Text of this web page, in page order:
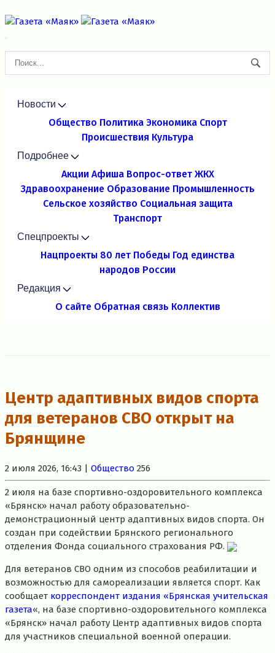
Новости
Общество Политика Экономика Спорт
Происшествия Культура
Подробнее
Акции Афиша Вопрос-ответ ЖКХ
Здравоохранение Образование Промышленность
Сельское хозяйство Социальная защита
Транспорт
Спецпроекты
Нацпроекты 80 лет Победы Год единства
народов России
Редакция
О сайте Обратная связь Коллектив
Центр адаптивных видов спорта
для ветеранов СВО открыт на
Брянщине
2 июля 2026, 16:43 | Общество 256
2 июля на базе спортивно-оздоровительного комплекса
«Брянск» начал работу образовательно-
демонстрационный центр адаптивных видов спорта. Он
создан при содействии Брянского регионального
отделения Фонда социального страхования РФ.
Для ветеранов СВО одним из способов реабилитации и
возможностью для самореализации является спорт. Как
сообщает корреспондент издания «Брянская учительская
газета«, на базе спортивно-оздоровительного комплекса
«Брянск» начал работу Центр адаптивных видов спорта
для участников специальной военной операции.